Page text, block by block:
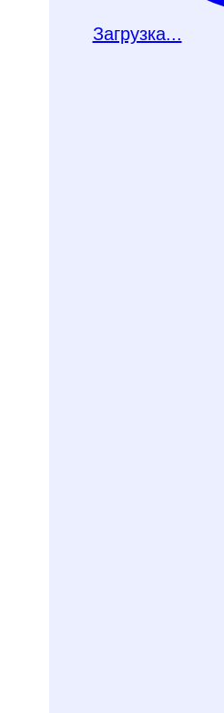
Загрузка...